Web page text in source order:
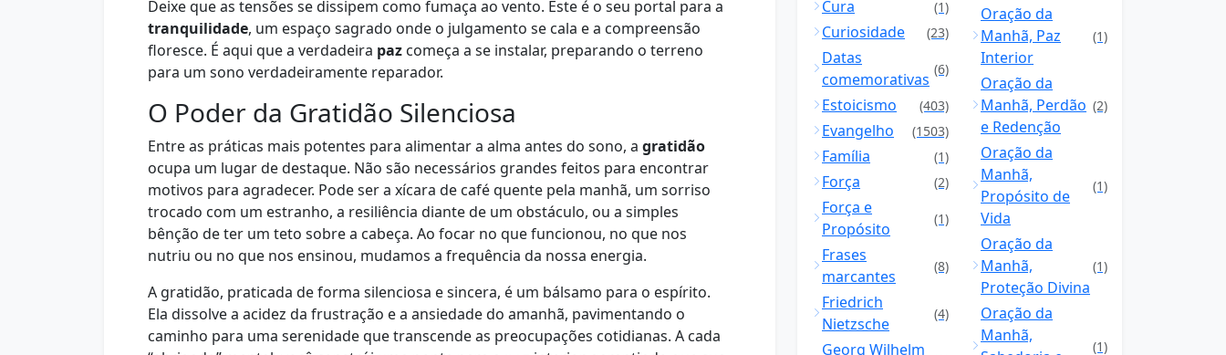
Deixe que as tensões se dissipem como fumaça ao vento. Este é o seu portal para a
tranquilidade, um espaço sagrado onde o julgamento se cala e a compreensão
floresce. É aqui que a verdadeira paz começa a se instalar, preparando o terreno
para um sono verdadeiramente reparador.
O Poder da Gratidão Silenciosa
Entre as práticas mais potentes para alimentar a alma antes do sono, a gratidão
ocupa um lugar de destaque. Não são necessários grandes feitos para encontrar
motivos para agradecer. Pode ser a xícara de café quente pela manhã, um sorriso
trocado com um estranho, a resiliência diante de um obstáculo, ou a simples
bênção de ter um teto sobre a cabeça. Ao focar no que funcionou, no que nos
nutriu ou no que nos ensinou, mudamos a frequência da nossa energia.
A gratidão, praticada de forma silenciosa e sincera, é um bálsamo para o espírito.
Ela dissolve a acidez da frustração e a ansiedade do amanhã, pavimentando o
caminho para uma serenidade que transcende as preocupações cotidianas. A cada
Cura (1)
Curiosidade (23)
Datas
comemorativas
(6)
Estoicismo (403)
Evangelho (1503)
Família (1)
Força (2)
Força e
Propósito
(1)
Frases
marcantes
(8)
Friedrich
Nietzsche
(4)
Georg Wilhelm
Oração da
Manhã, Paz
Interior
(1)
Oração da
Manhã, Perdão
e Redenção
(2)
Oração da
Manhã,
Propósito de
Vida
(1)
Oração da
Manhã,
Proteção Divina
(1)
Oração da
Manhã,
(1)